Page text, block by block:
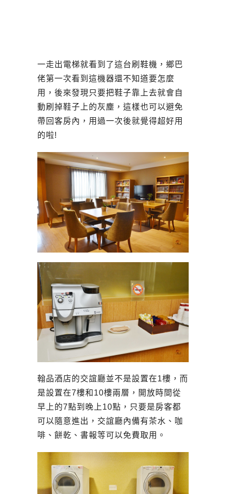
一走出電梯就看到了這台刷鞋機，鄉巴
佬第一次看到這機器還不知道要怎麼
用，後來發現只要把鞋子靠上去就會自
動刷掉鞋子上的灰塵，這樣也可以避免
帶回客房內，用過一次後就覺得超好用
的啦!
翰品酒店的交誼廳並不是設置在1樓，而
是設置在7樓和10樓兩層，開放時間從
早上的7點到晚上10點，只要是房客都
可以隨意進出，交誼廳內備有茶水、咖
啡、餅乾、書報等可以免費取用。